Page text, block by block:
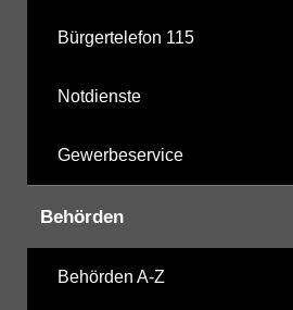
Bürgertelefon 115
Notdienste
Gewerbeservice
Behörden
Behörden A-Z